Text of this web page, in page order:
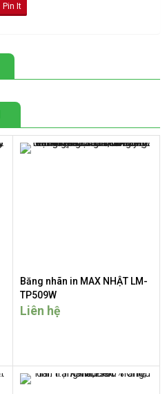
Pin It
Băng nhãn in MAX NHẬT LM-
TP509W
Liên hệ